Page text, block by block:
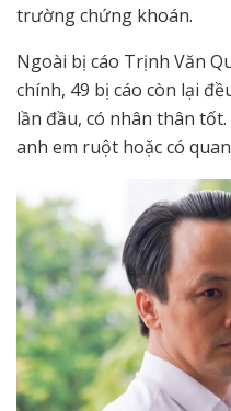
trường chứng khoán.
Ngoài bị cáo Trịnh Văn
chính, 49 bị cáo còn lại
lần đầu, có nhân thân
anh em ruột hoặc có